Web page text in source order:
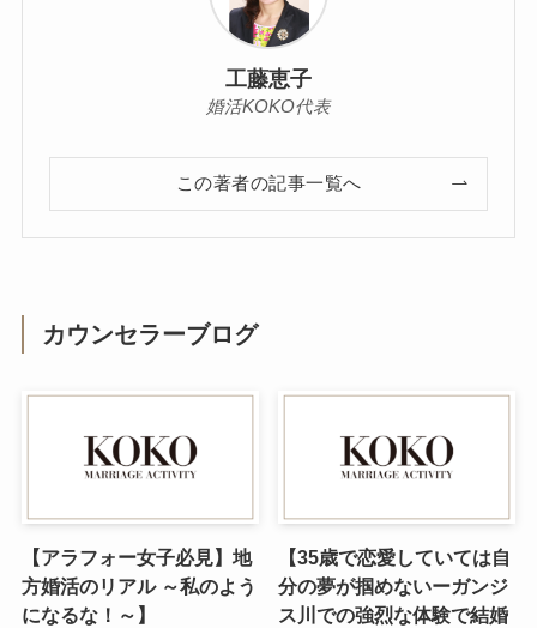
工藤恵子
婚活KOKO代表
この著者の記事一覧へ
カウンセラーブログ
【アラフォー女子必見】地
方婚活のリアル ～私のよう
になるな！～】
【35歳で恋愛していては自
分の夢が掴めないーガンジ
ス川での強烈な体験で結婚